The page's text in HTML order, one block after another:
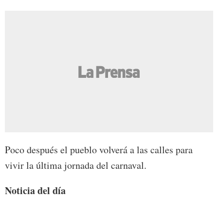
Poco después el pueblo volverá a las calles para
vivir la última jornada del carnaval.
Noticia del día